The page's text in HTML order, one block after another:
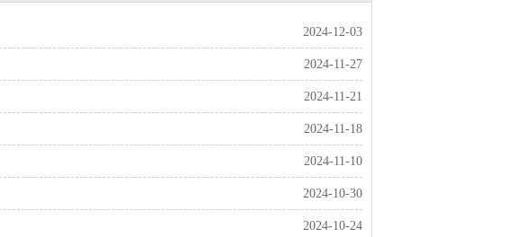
2024-12-03
2024-11-27
2024-11-21
2024-11-18
2024-11-10
2024-10-30
2024-10-24